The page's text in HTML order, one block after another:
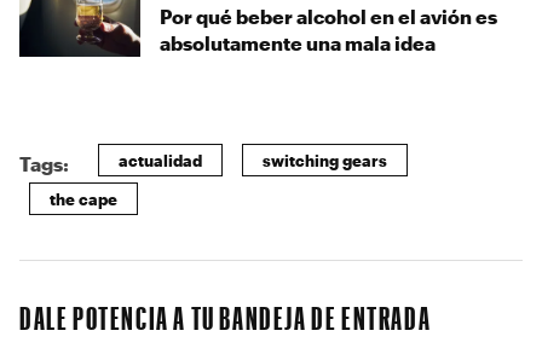
Por qué beber alcohol en el avión es
absolutamente una mala idea
Tags: actualidad switching gears
the cape
DALE POTENCIA A TU BANDEJA DE ENTRADA